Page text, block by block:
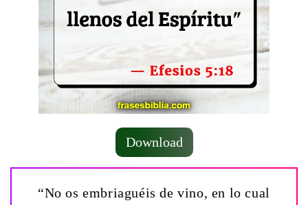
Download
“No os embriaguéis de vino, en lo cual